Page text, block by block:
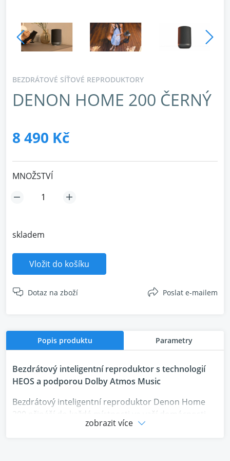
BEZDRÁTOVÉ SÍŤOVÉ REPRODUKTORY
DENON HOME 200 ČERNÝ
8 490 Kč
MNOŽSTVÍ
skladem
Vložit do košíku
Dotaz na zboží Poslat e-mailem
Popis produktu Parametry
Bezdrátový inteligentní reproduktor s technologií
HEOS a podporou Dolby Atmos Music
Bezdrátový inteligentní reproduktor Denon Home
200 přináší do každé místnosti ve vaší domácnosti
bohatý a detailní stereofonní zvuk a pohlcující zážitek
zobrazit více